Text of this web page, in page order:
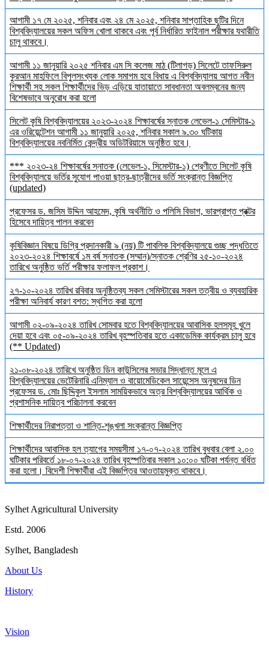
আগামী ১৭ মে ২০২৫, শনিবার এবং ২৪ মে ২০২৫, শনিবার সাপ্তাহিক ছুটির দিনে
বিশ্ববিদ্যালয়ের সকল অফিস খোলা থাকবে এবং পূর্ব নির্ধারিত ফাইনাল পরীক্ষার যথারীতি
চালু থাকবে।
আগামী ১১ জানুয়ারি ২০২৫ শনিবার এম সি কলেজ মাঠ (টিলাগড়) সিলেটে তাফসিরুল
কুরআন মাহফিলে বিপুলসংখ্যক লোক সমাগম হবে বিধায় এ বিশ্ববিদ্যালয় আগত নবীন
শিক্ষার্থী সহ সকল শিক্ষার্থীদের ভিড় এড়িয়ে যাতায়াতে সাবধানতা অবলম্বনের জন্য
বিশেষভাবে অনুরোধ করা হলো
সিলেট কৃষি বিশ্ববিদ্যালয়ের ২০২৩-২০২৪ শিক্ষাবর্ষের স্নাতক লেভেল-১ সেমিস্টার-১
এর ওরিয়েন্টেশন আগামী ১১ জানুয়ারি ২০২৫, শনিবার সকাল ৯.৩০ ঘটিকায়
বিশ্ববিদ্যালয়ের নবনির্মিত কেন্দ্রীয় অডিটরিয়ামে অনুষ্ঠিত হবে।
*** ২০২৩-২৪ শিক্ষাবর্ষের স্নাতক (লেভেল-১, সিমেস্টার-১) শ্রেণীতে সিলেট কৃষি
বিশ্ববিদ্যালয়ে ভর্তির সুযোগ পাওয়া ছাত্র-ছাত্রীদের ভর্তি সংক্রান্ত বিজ্ঞপ্তি
(updated)
প্রফেসর ড. জসিম উদ্দিন আহমেদ, কৃষি অর্থনীতি ও পলিসি বিভাগ, ভারপ্রাপ্ত প্রক্টর
হিসেবে দায়িত্ব পালন করবেন
কৃষিবিজ্ঞান বিষয়ে ডিগ্রি প্রদানকারী ৯ (নয়) টি পাবলিক বিশ্ববিদ্যালয়ে গুচ্ছ পদ্ধতিতে
২০২৩-২০২৪ শিক্ষাবর্ষে ১ম বর্ষ স্নাতক (সম্মান)/স্নাতক শ্রেণির ২৫-১০-২০২৪
তারিখে অনুষ্ঠিত ভর্তি পরীক্ষার ফলাফল প্রকাশ।
২৭-১০-২০২৪ তারিখ রবিবার অনুষ্ঠিতব্য সকল সেমিস্টারের সকল তত্বীয় ও ব্যবহারিক
পরীক্ষা অনিবার্য কারণ বশত: স্থগিত করা হলো
আগামী ০২-০৯-২০২৪ তারিখ সোমবার হতে বিশ্ববিদ্যালয়ের আবাসিক হলসমূহ খুলে
দেয়া হবে এবং ০৫-০৯-২০২৪ তারিখ বৃহস্পতিবার হতে একাডেমিক কার্যক্রম চালু হবে
(** Updated)
২১-০৮-২০২৪ তারিখে অনুষ্ঠিত ডিন কাউন্সিলের সভার সিদ্ধান্ত মূলে এ
বিশ্ববিদ্যালয়ের ভেটেরিনারি এনিম্যাল ও বায়োমেডিকেল সায়েন্সেস অনুষদের ডিন
প্রফেসর ড. মোঃ ছিদ্দিকুল ইসলাম সাময়িকভাবে অত্র বিশ্ববিদ্যালয়ের আর্থিক ও
প্রশাসনিক দায়িত্ব পরিচালনা করবেন
শিক্ষার্থীদের নিরাপত্তা ও শান্তি-শৃঙ্খলা সংক্রান্ত বিজ্ঞপ্তি
শিক্ষার্থীদের আবাসিক হল ত্যাগের সময়সীমা ১৭-০৭-২০২৪ তারিখ বুধবার বেলা ২.০০
ঘটিকার পরিবর্তে ১৮-০৭-২০২৪ তারিখ বৃহস্পতিবার সকাল ১০:০০ ঘটিকা পর্যন্ত বর্ধিত
করা হলো। বিদেশী শিক্ষার্থীরা এই বিজ্ঞপ্তির আওতায়মুক্ত থাকবে।
Sylhet Agricultural University
Estd. 2006
Sylhet, Bangladesh
About Us
History
Vision